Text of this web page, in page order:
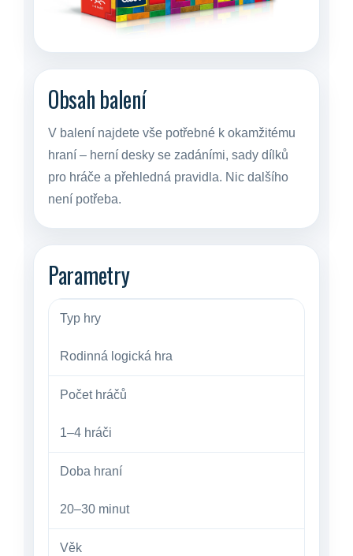
Obsah balení
V balení najdete vše potřebné k okamžitému
hraní – herní desky se zadáními, sady dílků
pro hráče a přehledná pravidla. Nic dalšího
není potřeba.
Parametry
Typ hry
Rodinná logická hra
Počet hráčů
1–4 hráči
Doba hraní
20–30 minut
Věk